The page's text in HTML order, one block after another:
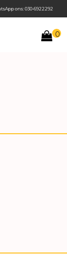
0
ons: 030-6922292